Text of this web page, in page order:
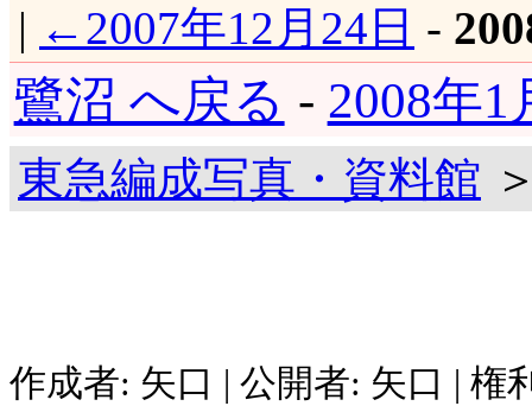
| ←2007年12月24日 -
鷺沼 へ戻る - 2008年1
東急編成写真・資料館
作成者: 矢口 | 公開者: 矢口 |